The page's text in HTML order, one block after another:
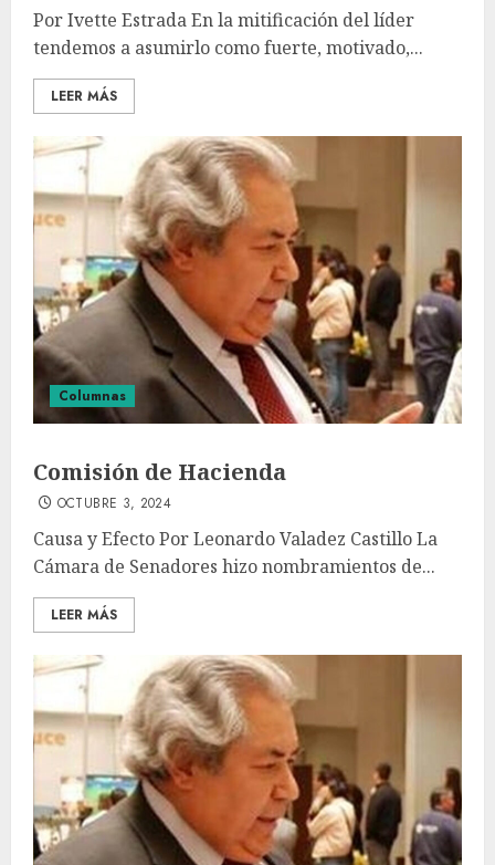
Por Ivette Estrada En la mitificación del líder
tendemos a asumirlo como fuerte, motivado,...
LEER MÁS
Columnas
Comisión de Hacienda
OCTUBRE 3, 2024
Causa y Efecto Por Leonardo Valadez Castillo La
Cámara de Senadores hizo nombramientos de...
LEER MÁS